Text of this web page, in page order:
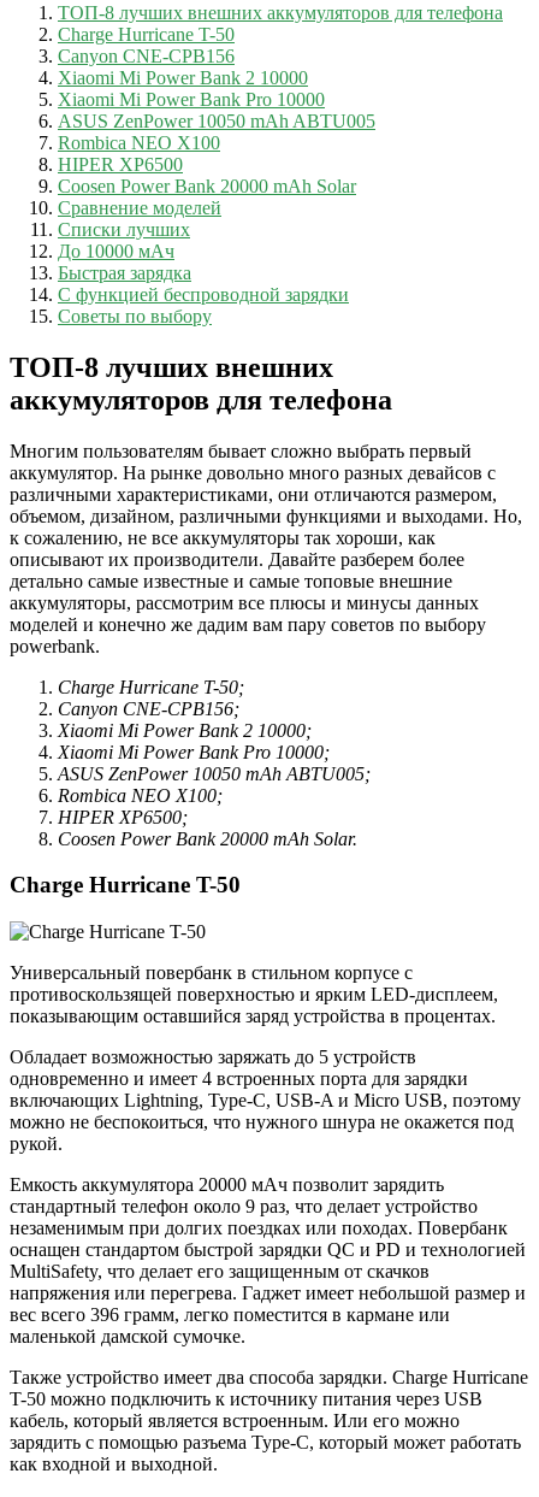
ТОП-8 лучших внешних аккумуляторов для телефона
Charge Hurricane T-50
Canyon CNE-CPB156
Xiaomi Mi Power Bank 2 10000
Xiaomi Mi Power Bank Pro 10000
ASUS ZenPower 10050 mAh ABTU005
Rombica NEO X100
HIPER XP6500
Coosen Power Bank 20000 mAh Solar
Сравнение моделей
Списки лучших
До 10000 мАч
Быстрая зарядка
С функцией беспроводной зарядки
Советы по выбору
ТОП-8 лучших внешних
аккумуляторов для телефона
Многим пользователям бывает сложно выбрать первый
аккумулятор. На рынке довольно много разных девайсов с
различными характеристиками, они отличаются размером,
объемом, дизайном, различными функциями и выходами. Но,
к сожалению, не все аккумуляторы так хороши, как
описывают их производители. Давайте разберем более
детально самые известные и самые топовые внешние
аккумуляторы, рассмотрим все плюсы и минусы данных
моделей и конечно же дадим вам пару советов по выбору
powerbank.
Charge Hurricane T-50;
Canyon CNE-CPB156;
Xiaomi Mi Power Bank 2 10000;
Xiaomi Mi Power Bank Pro 10000;
ASUS ZenPower 10050 mAh ABTU005;
Rombica NEO X100;
HIPER XP6500;
Coosen Power Bank 20000 mAh Solar.
Charge Hurricane T-50
Универсальный повербанк в стильном корпусе с
противоскользящей поверхностью и ярким LED-дисплеем,
показывающим оставшийся заряд устройства в процентах.
Обладает возможностью заряжать до 5 устройств
одновременно и имеет 4 встроенных порта для зарядки
включающих Lightning, Type-C, USB-A и Micro USB, поэтому
можно не беспокоиться, что нужного шнура не окажется под
рукой.
Емкость аккумулятора 20000 мАч позволит зарядить
стандартный телефон около 9 раз, что делает устройство
незаменимым при долгих поездках или походах. Повербанк
оснащен стандартом быстрой зарядки QC и PD и технологией
MultiSafety, что делает его защищенным от скачков
напряжения или перегрева. Гаджет имеет небольшой размер и
вес всего 396 грамм, легко поместится в кармане или
маленькой дамской сумочке.
Также устройство имеет два способа зарядки. Charge Hurricane
T-50 можно подключить к источнику питания через USB
кабель, который является встроенным. Или его можно
зарядить с помощью разъема Type-C, который может работать
как входной и выходной.